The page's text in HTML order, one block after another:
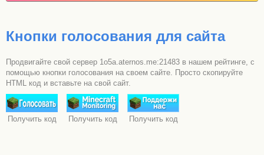
Кнопки голосования для сайта
Продвигайте свой сервер 1o5a.aternos.me:21483 в нашем рейтинге, с
помощью кнопки голосования на своем сайте. Просто скопируйте
HTML код и вставьте на свой сайт.
Получить код Получить код Получить код